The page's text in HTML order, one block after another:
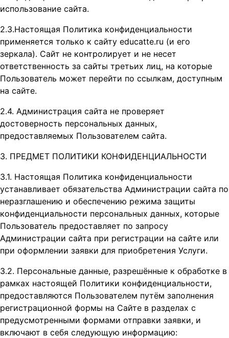
использование сайта.
2.3.Настоящая Политика конфиденциальности
применяется только к сайту educatte.ru (и его
зеркала). Сайт не контролирует и не несет
ответственность за сайты третьих лиц, на которые
Пользователь может перейти по ссылкам, доступным
на сайте.
2.4. Администрация сайта не проверяет
достоверность персональных данных,
предоставляемых Пользователем сайта.
3. ПРЕДМЕТ ПОЛИТИКИ КОНФИДЕНЦИАЛЬНОСТИ
3.1. Настоящая Политика конфиденциальности
устанавливает обязательства Администрации сайта по
неразглашению и обеспечению режима защиты
конфиденциальности персональных данных, которые
Пользователь предоставляет по запросу
Администрации сайта при регистрации на сайте или
при оформлении заявки для приобретения Услуги.
3.2. Персональные данные, разрешённые к обработке в
рамках настоящей Политики конфиденциальности,
предоставляются Пользователем путём заполнения
регистрационной формы на Сайте в разделах с
предусмотренными формами отправки заявки, и
включают в себя следующую информацию: